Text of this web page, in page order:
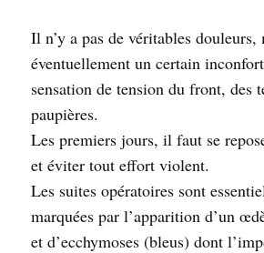
Il n’y a pas de véritables douleurs,
éventuellement un certain
sensation de tension du front, des
paupières.
Les premiers jours, il faut se
et éviter tout effort violent.
Les suites opératoires sont
marquées par l’apparition d’un
et d’ecchymoses (bleus) dont